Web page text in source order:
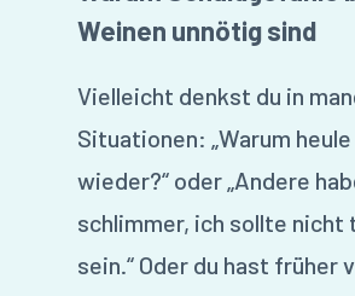
Weinen unnötig sind
Vielleicht denkst du in
Situationen: „Warum
wieder?“ oder „Andere
schlimmer, ich sollte nicht
sein.“ Oder du hast früher